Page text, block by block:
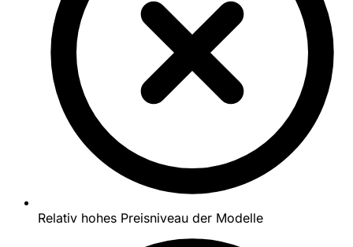
Relativ hohes Preisniveau der Modelle